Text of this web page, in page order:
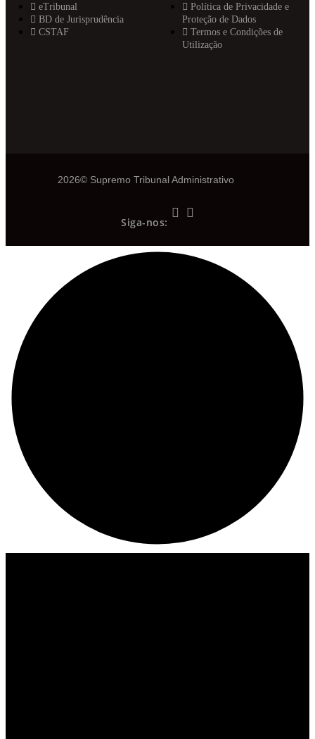
eTribunal
BD de Jurisprudência
CSTAF
Política de Privacidade e
Proteção de Dados
Termos e Condições de
Utilização
2026© Supremo Tribunal Administrativo
Siga-nos: